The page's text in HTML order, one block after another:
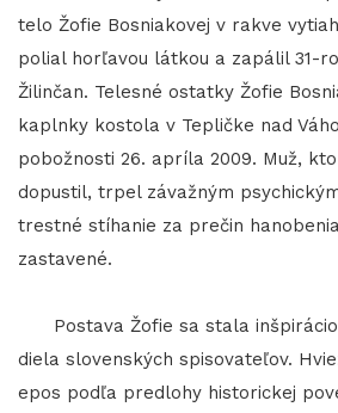
telo Žofie Bosniakovej v rakve
polial horľavou látkou a zapálil 31-
Žilinčan. Telesné ostatky Žofie
kaplnky kostola v Tepličke nad
pobožnosti 26. apríla 2009. Muž,
dopustil, trpel závažným
trestné stíhanie za prečin
zastavené.
Postava Žofie sa stala
diela slovenských spisovateľov.
epos podľa predlohy historickej